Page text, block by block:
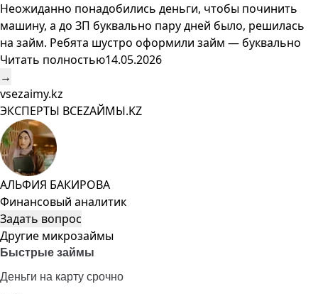
Неожиданно понадобились деньги, чтобы починить
машину, а до ЗП буквально пару дней было, решилась
на займ. Ребята шустро оформили займ — буквально
Читать полностью14.05.2026
→
vsezaimy.kz
ЭКСПЕРТЫ ВСЕZAЙМЫ.KZ
АЛЬФИЯ БАКИРОВА
Финансовый аналитик
Задать вопрос
Другие микрозаймы
Быстрые займы
Деньги на карту срочно